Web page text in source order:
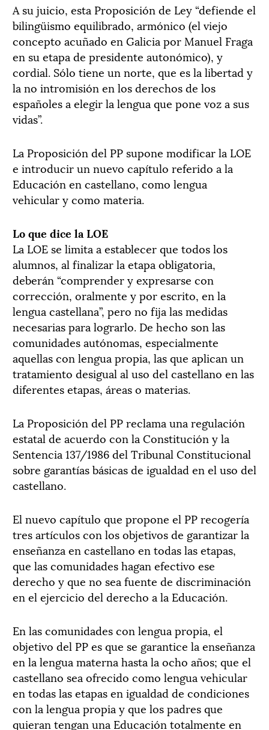
A su juicio, esta Proposición de Ley “defiende el
bilingüismo equilibrado, armónico (el viejo
concepto acuñado en Galicia por Manuel Fraga
en su etapa de presidente autonómico), y
cordial. Sólo tiene un norte, que es la libertad y
la no intromisión en los derechos de los
españoles a elegir la lengua que pone voz a sus
vidas”.
La Proposición del PP supone modificar la LOE
e introducir un nuevo capítulo referido a la
Educación en castellano, como lengua
vehicular y como materia.
Lo que dice la LOE
La LOE se limita a establecer que todos los
alumnos, al finalizar la etapa obligatoria,
deberán “comprender y expresarse con
corrección, oralmente y por escrito, en la
lengua castellana”, pero no fija las medidas
necesarias para lograrlo. De hecho son las
comunidades autónomas, especialmente
aquellas con lengua propia, las que aplican un
tratamiento desigual al uso del castellano en las
diferentes etapas, áreas o materias.
La Proposición del PP reclama una regulación
estatal de acuerdo con la Constitución y la
Sentencia 137/1986 del Tribunal Constitucional
sobre garantías básicas de igualdad en el uso del
castellano.
El nuevo capítulo que propone el PP recogería
tres artículos con los objetivos de garantizar la
enseñanza en castellano en todas las etapas,
que las comunidades hagan efectivo ese
derecho y que no sea fuente de discriminación
en el ejercicio del derecho a la Educación.
En las comunidades con lengua propia, el
objetivo del PP es que se garantice la enseñanza
en la lengua materna hasta la ocho años; que el
castellano sea ofrecido como lengua vehicular
en todas las etapas en igualdad de condiciones
con la lengua propia y que los padres que
quieran tengan una Educación totalmente en